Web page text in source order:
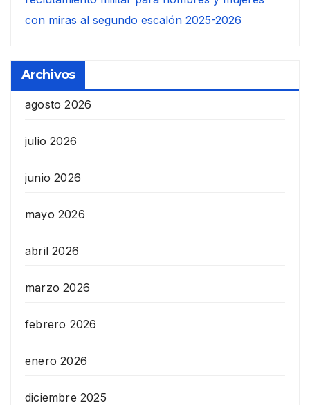
con miras al segundo escalón 2025-2026
Archivos
agosto 2026
julio 2026
junio 2026
mayo 2026
abril 2026
marzo 2026
febrero 2026
enero 2026
diciembre 2025